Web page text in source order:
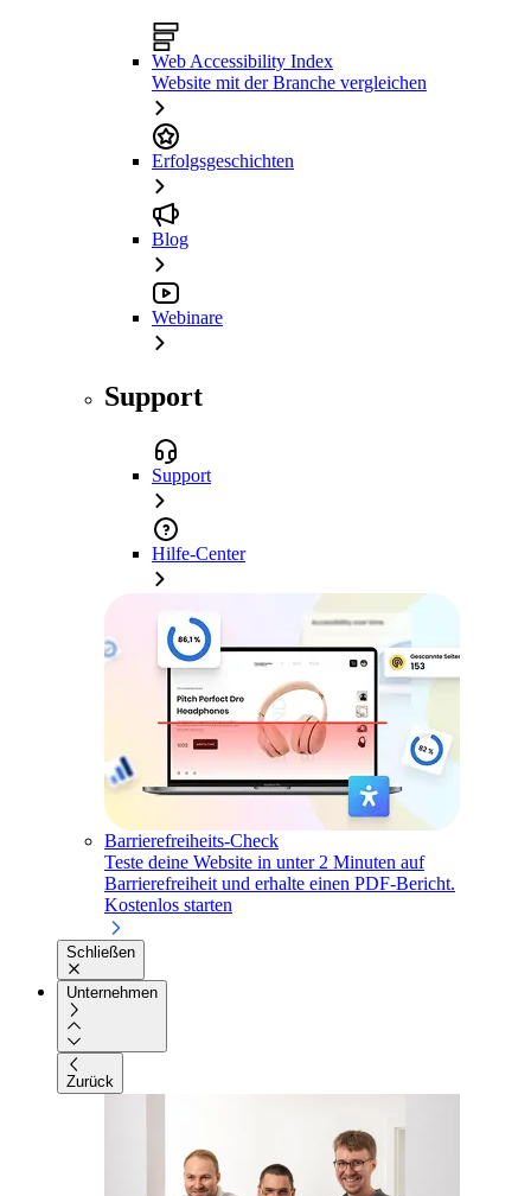
Web Accessibility Index
Website mit der Branche vergleichen
Erfolgsgeschichten
Blog
Webinare
Support
Support
Hilfe-Center
Barrierefreiheits-Check
Teste deine Website in unter 2 Minuten auf
Barrierefreiheit und erhalte einen PDF-Bericht.
Kostenlos starten
Schließen
Unternehmen
Zurück